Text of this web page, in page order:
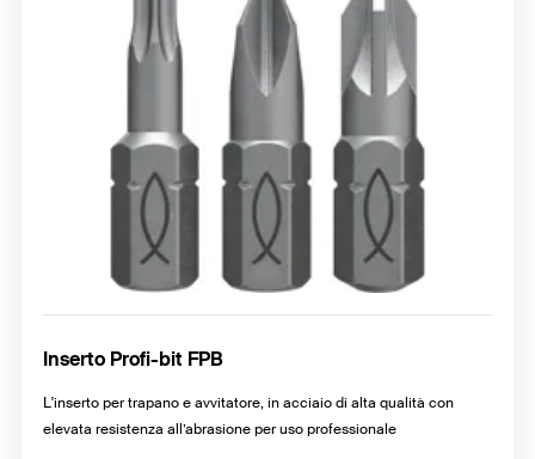
Inserto Profi-bit FPB
L'inserto per trapano e avvitatore, in acciaio di alta qualità con
elevata resistenza all’abrasione per uso professionale